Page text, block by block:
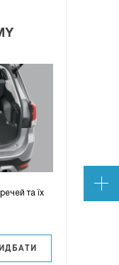
та їх